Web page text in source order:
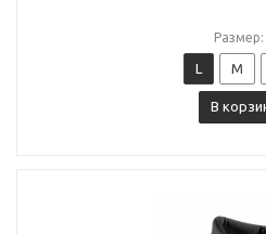
Размер:
L M
В